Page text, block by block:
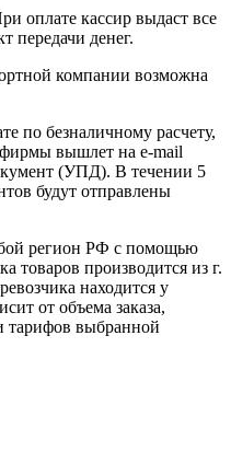
оплате кассир выдаст все
передачи денег.
компании возможна
по безналичному расчету,
фирмы вышлет на e-mail
(УПД). В течении 5
будут отправлены
регион РФ с помощью
товаров производится из г.
находится у
от объема заказа,
тарифов выбранной